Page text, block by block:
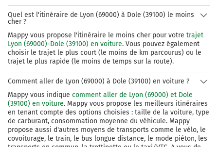
Quel est l'itinéraire de Lyon (69000) à Dole (39100) le moins
cher ?
Mappy vous propose l'itinéraire le moins cher pour votre trajet
Lyon (69000)-Dole (39100) en voiture. Vous pouvez également
choisir le trajet le plus court (le moins de km parcourus) ou le
trajet le plus rapide (le moins de temps sur la route).
Comment aller de Lyon (69000) à Dole (39100) en voiture ?
Mappy vous indique comment aller de Lyon (69000) et Dole
(39100) en voiture. Mappy vous propose les meilleurs itinéraires
en tenant compte des options choisies : taille de la voiture, type
de carburant, consommation moyenne du véhicule. Mappy
propose aussi d'autres moyens de transports comme le vélo, le
covoiturage, le train, le bus longue distance, le mode piéton, les